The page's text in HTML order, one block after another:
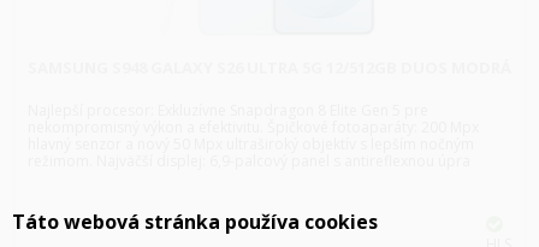
Táto webová stránka používa cookies